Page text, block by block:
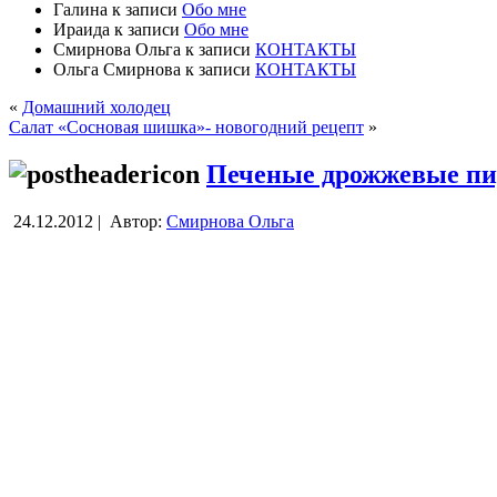
Галина к записи Обо мне
Ираида к записи Обо мне
Смирнова Ольга к записи КОНТАКТЫ
Ольга Смирнова к записи КОНТАКТЫ
« Домашний холодец
Салат «Сосновая шишка»- новогодний рецепт »
Печеные дрожжевые
24.12.2012 | Автор: Смирнова Ольга